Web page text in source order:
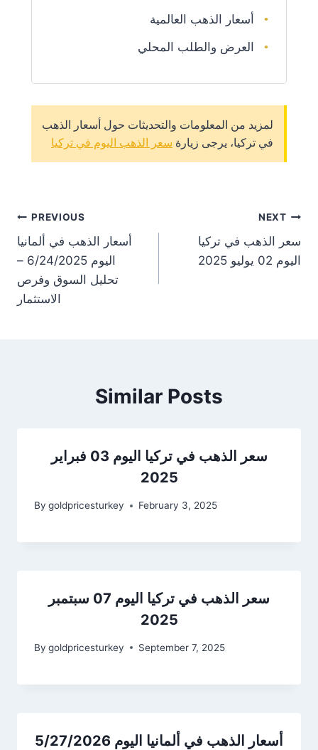
أسعار الذهب العالمية
العرض والطلب المحلي
لمزيد من المعلومات والتحديثات حول أسعار الذهب
في تركيا، يرجى زيارة سعر الذهب اليوم في تركيا
PREVIOUS
أسعار الذهب في ألمانيا
اليوم 6/24/2025 –
تحليل السوق وفرص
الاستثمار
NEXT
سعر الذهب في تركيا
اليوم 02 يوليو 2025
Similar Posts
سعر الذهب في تركيا اليوم 03 فبراير
2025
By goldpricesturkey February 3, 2025
سعر الذهب في تركيا اليوم 07 سبتمبر
2025
By goldpricesturkey September 7, 2025
أسعار الذهب في ألمانيا اليوم 5/27/2026